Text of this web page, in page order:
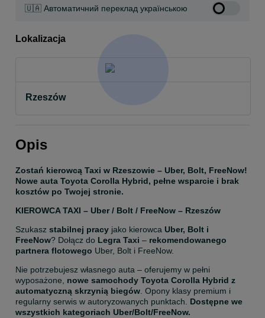
🇺🇦 Автоматичний переклад українською
Lokalizacja
Rzeszów
Opis
Zostań kierowcą Taxi w Rzeszowie – Uber, Bolt, FreeNow!
Nowe auta Toyota Corolla Hybrid, pełne wsparcie i brak
kosztów po Twojej stronie.
KIEROWCA TAXI – Uber / Bolt / FreeNow – Rzeszów
Szukasz stabilnej pracy jako kierowca Uber, Bolt i
FreeNow? Dołącz do Legra Taxi – rekomendowanego
partnera flotowego Uber, Bolt i FreeNow.
Nie potrzebujesz własnego auta – oferujemy w pełni
wyposażone, nowe samochody Toyota Corolla Hybrid z
automatyczną skrzynią biegów. Opony klasy premium i
regularny serwis w autoryzowanych punktach. Dostępne we
wszystkich kategoriach Uber/Bolt/FreeNow.